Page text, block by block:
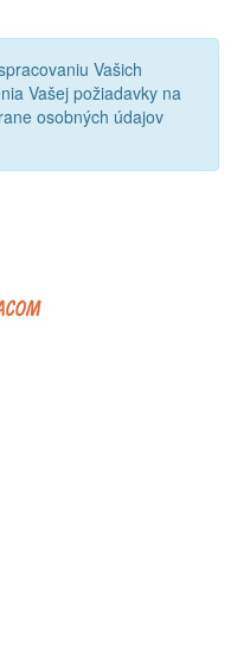
Vašich
Vašej požiadavky na
osobných údajov